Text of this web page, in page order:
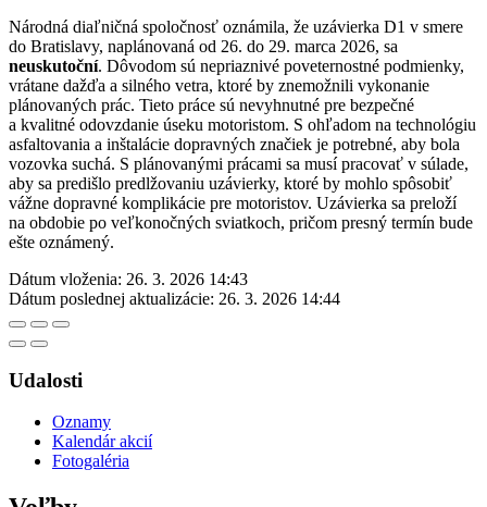
Národná diaľničná spoločnosť oznámila, že uzávierka D1 v smere
do Bratislavy, naplánovaná od 26. do 29. marca 2026, sa
neuskutoční. Dôvodom sú nepriaznivé poveternostné podmienky,
vrátane dažďa a silného vetra, ktoré by znemožnili vykonanie
plánovaných prác. Tieto práce sú nevyhnutné pre bezpečné
a kvalitné odovzdanie úseku motoristom. S ohľadom na technológiu
asfaltovania a inštalácie dopravných značiek je potrebné, aby bola
vozovka suchá. S plánovanými prácami sa musí pracovať v súlade,
aby sa predišlo predlžovaniu uzávierky, ktoré by mohlo spôsobiť
vážne dopravné komplikácie pre motoristov. Uzávierka sa preloží
na obdobie po veľkonočných sviatkoch, pričom presný termín bude
ešte oznámený.
Dátum vloženia: 26. 3. 2026 14:43
Dátum poslednej aktualizácie: 26. 3. 2026 14:44
Udalosti
Oznamy
Kalendár akcií
Fotogaléria